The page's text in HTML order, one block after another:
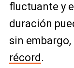
fluctuante y
duración
sin
récord.